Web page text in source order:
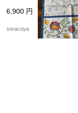
ルマット イタリア
製 レトロ カラフル
ヴィンテージ 12clem
6,900 円
soracoya